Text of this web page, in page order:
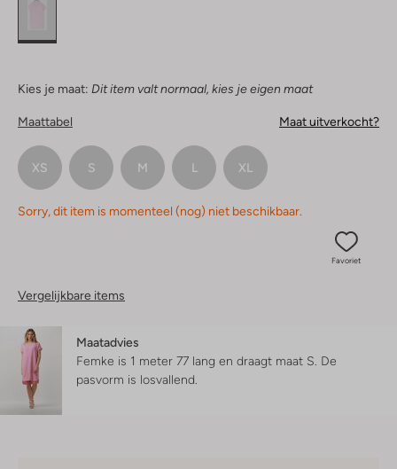
Kies je maat: Dit item valt normaal, kies je eigen maat
Maattabel Maat uitverkocht?
XS S M L XL
Sorry, dit item is momenteel (nog) niet beschikbaar.
Favoriet
Vergelijkbare items
Maatadvies
Femke is 1 meter 77 lang en draagt maat S. De
pasvorm is losvallend